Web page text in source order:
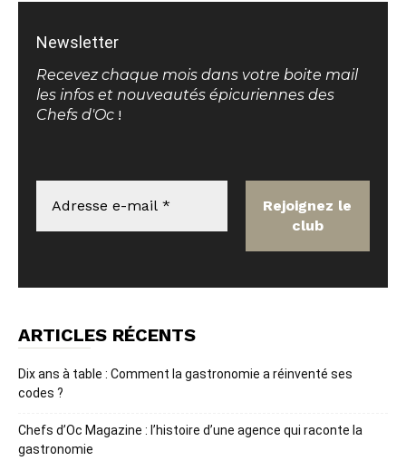
Newsletter
Recevez chaque mois dans votre boite mail
les infos et nouveautés épicuriennes des
Chefs d'Oc !
ARTICLES RÉCENTS
Dix ans à table : Comment la gastronomie a réinventé ses
codes ?
Chefs d’Oc Magazine : l’histoire d’une agence qui raconte la
gastronomie